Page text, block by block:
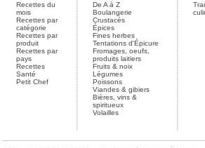
Recettes du
mois
Recettes par
catégorie
Recettes par
produit
Recettes par
pays
Recettes
Santé
Petit Chef
De A à Z
Boulangerie
Crustacés
Épices
Fines herbes
Tentations d'Épicure
Fromages, oeufs,
produits laitiers
Fruits & noix
Légumes
Poissons
Viandes & gibiers
Bières, vins &
spiritueux
Volailles